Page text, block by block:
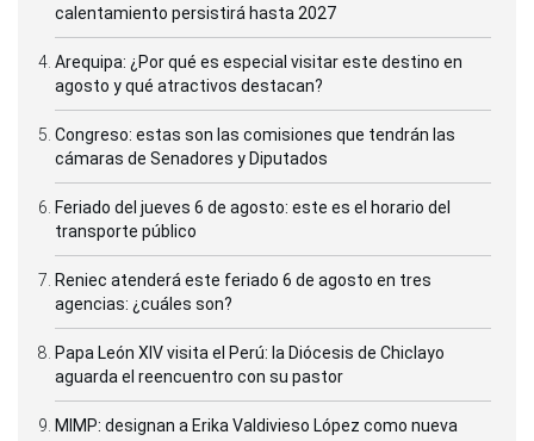
calentamiento persistirá hasta 2027
Arequipa: ¿Por qué es especial visitar este destino en
agosto y qué atractivos destacan?
Congreso: estas son las comisiones que tendrán las
cámaras de Senadores y Diputados
Feriado del jueves 6 de agosto: este es el horario del
transporte público
Reniec atenderá este feriado 6 de agosto en tres
agencias: ¿cuáles son?
Papa León XIV visita el Perú: la Diócesis de Chiclayo
aguarda el reencuentro con su pastor
MIMP: designan a Erika Valdivieso López como nueva